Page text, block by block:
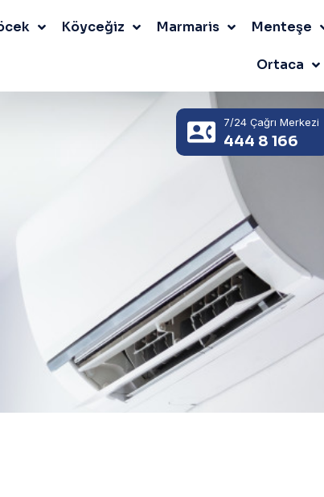
Köyceğiz Marmaris Menteşe
Ortaca
7/24 Çağrı Merkezi
444 8 166